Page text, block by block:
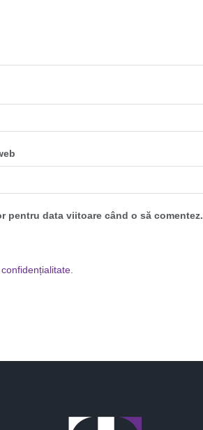
pentru data viitoare când o să comentez.